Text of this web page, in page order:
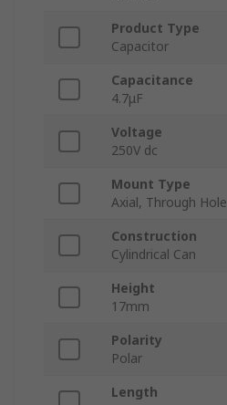
Product Type
Capacitor
Capacitance
4.7μF
Voltage
250V dc
Mount Type
Axial, Through Hole
Construction
Cylindrical Can
Height
17mm
Polarity
Polar
Length